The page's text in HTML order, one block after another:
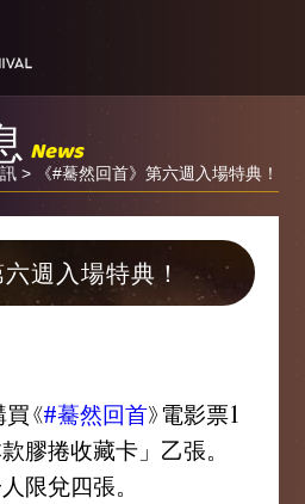
News
> 《#驀然回首》第六週入場特典！
週入場特典！
《#驀然回首》電影票1
膠捲收藏卡」乙張。
限兌四張。